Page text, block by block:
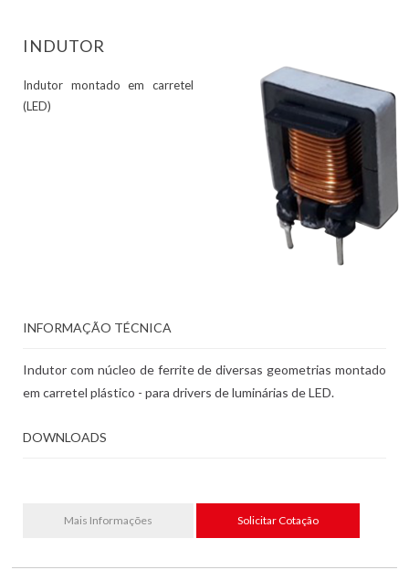
INDUTOR
Indutor montado em carretel
(LED)
INFORMAÇÃO TÉCNICA
Indutor com núcleo de ferrite de diversas geometrias montado
em carretel plástico - para drivers de luminárias de LED.
DOWNLOADS
Mais Informações Solicitar Cotação